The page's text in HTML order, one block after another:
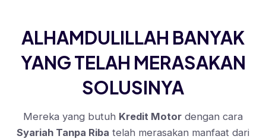
ALHAMDULILLAH BANYAK
YANG TELAH MERASAKAN
SOLUSINYA
Mereka yang butuh Kredit Motor dengan cara
Syariah Tanpa Riba telah merasakan manfaat dari